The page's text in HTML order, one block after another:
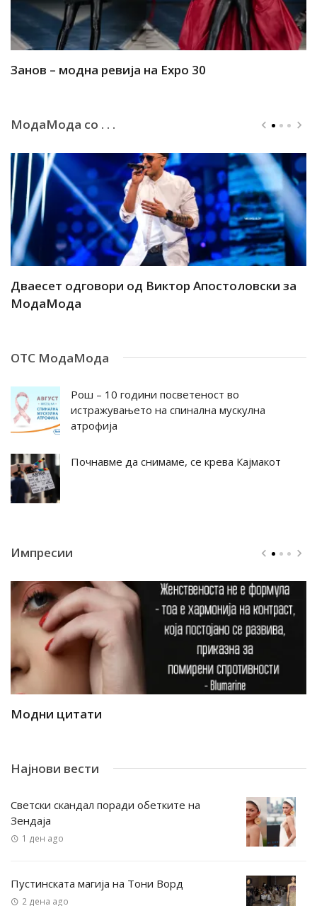
Занов – модна ревија на Expo 30
МодаМода со . . .
Дваесет одговори од Виктор Апостоловски за
МодаМода
ОТС МодаМода
Рош – 10 години посветеност во
истражувањето на спинална мускулна
атрофија
Почнавме да снимаме, се крева Кајмакот
Импресии
Модни цитати
Најнови вести
Светски скандал поради обетките на
Зендаја
1 ден ago
Пустинската магија на Тони Ворд
2 дена ago